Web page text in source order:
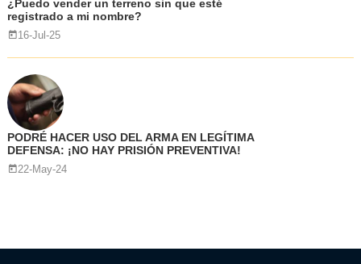
¿Puedo vender un terreno sin que esté
registrado a mi nombre?
16-Jul-25
PODRÉ HACER USO DEL ARMA EN LEGÍTIMA
DEFENSA: ¡NO HAY PRISIÓN PREVENTIVA!
22-May-24